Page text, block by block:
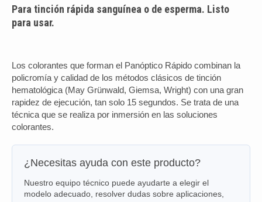
Para tinción rápida sanguínea o de esperma. Listo
para usar.
Los colorantes que forman el Panóptico Rápido combinan la
policromía y calidad de los métodos clásicos de tinción
hematológica (May Grünwald, Giemsa, Wright) con una gran
rapidez de ejecución, tan solo 15 segundos. Se trata de una
técnica que se realiza por inmersión en las soluciones
colorantes.
¿Necesitas ayuda con este producto?
Nuestro equipo técnico puede ayudarte a elegir el
modelo adecuado, resolver dudas sobre aplicaciones,